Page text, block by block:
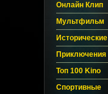
Онлайн Клип
Мультфильм
Исторические
Приключения
Топ 100 Kino
Спортивные